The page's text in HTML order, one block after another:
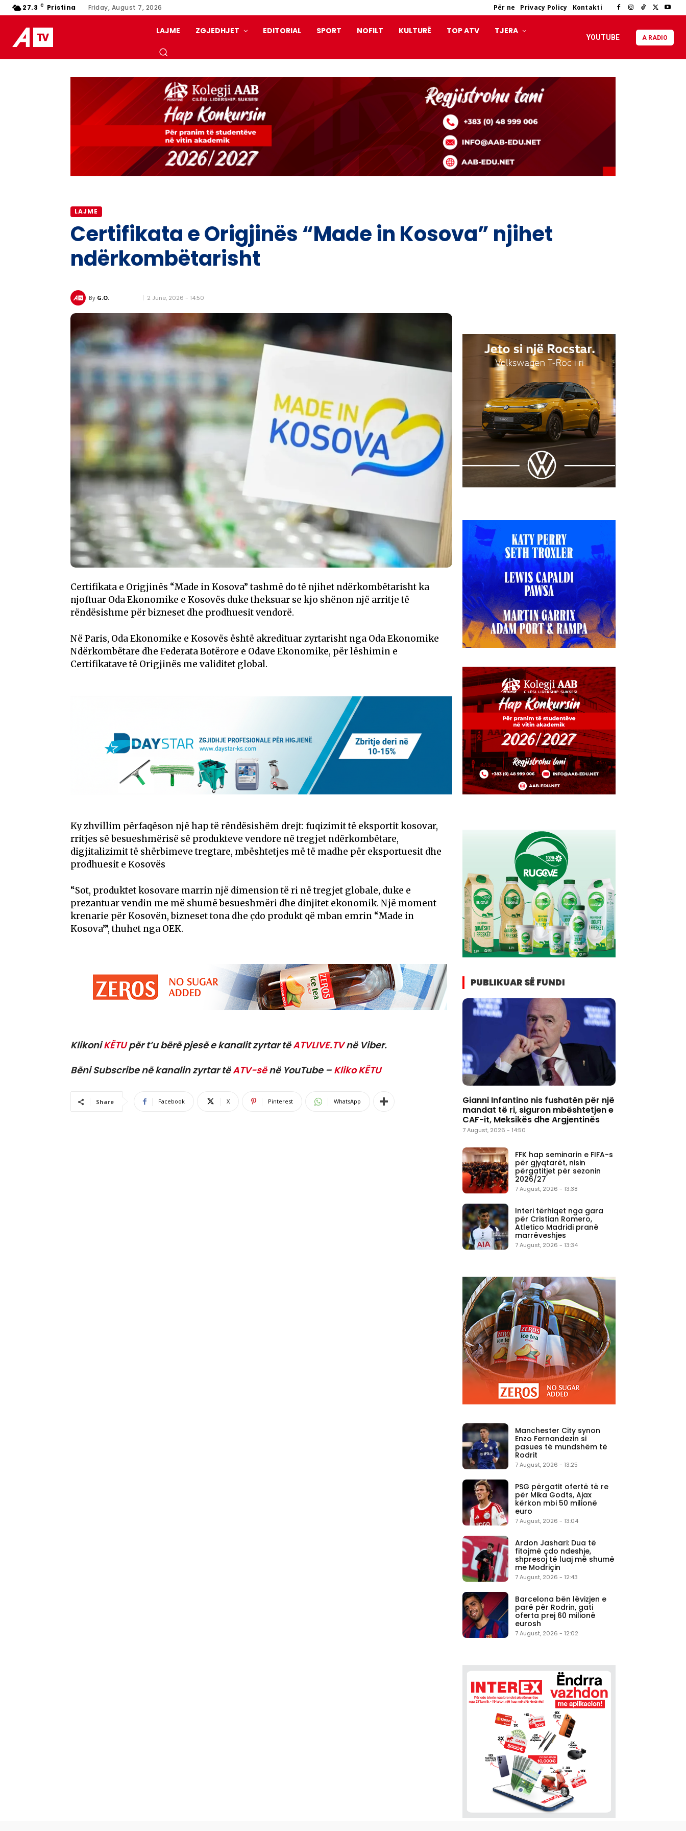
27.3 C Pristina Friday, August 7, 2026 Për ne Privacy Policy Kontakti
LAJME ZGJEDHJET EDITORIAL SPORT NOFILT KULTURË TOP ATV TJERA
YOUTUBE A RADIO
LAJME
Certifikata e Origjinës “Made in Kosova” njihet
ndërkombëtarisht
By G.O. 2 June, 2026 - 14:50
Certifikata e Origjinës “Made in Kosova” tashmë do të njihet ndërkombëtarisht ka
njoftuar Oda Ekonomike e Kosovës duke theksuar se kjo shënon një arritje të
rëndësishme për bizneset dhe prodhuesit vendorë.
Në Paris, Oda Ekonomike e Kosovës është akredituar zyrtarisht nga Oda Ekonomike
Ndërkombëtare dhe Federata Botërore e Odave Ekonomike, për lëshimin e
Certifikatave të Origjinës me validitet global.
Ky zhvillim përfaqëson një hap të rëndësishëm drejt: fuqizimit të eksportit kosovar,
rritjes së besueshmërisë së produkteve vendore në tregjet ndërkombëtare,
digjitalizimit të shërbimeve tregtare, mbështetjes më të madhe për eksportuesit dhe
prodhuesit e Kosovës
“Sot, produktet kosovare marrin një dimension të ri në tregjet globale, duke e
prezantuar vendin me më shumë besueshmëri dhe dinjitet ekonomik. Një moment
krenarie për Kosovën, bizneset tona dhe çdo produkt që mban emrin “Made in
Kosova’”, thuhet nga OEK.
KlikoniKËTUpër t’u bërë pjesë e kanalit zyrtar tëATVLIVE.TVnë Viber.
Bëni Subscribe në kanalin zyrtar tëATV-sënë YouTube – Kliko KËTU
Share Facebook X Pinterest WhatsApp
PUBLIKUAR SË FUNDI
Gianni Infantino nis fushatën për një
mandat të ri, siguron mbështetjen e
CAF-it, Meksikës dhe Argjentinës
7 August, 2026 - 14:50
FFK hap seminarin e FIFA-s
për gjyqtarët, nisin
përgatitjet për sezonin
2026/27
7 August, 2026 - 13:38
Interi tërhiqet nga gara
për Cristian Romero,
Atletico Madridi pranë
marrëveshjes
7 August, 2026 - 13:34
Manchester City synon
Enzo Fernandezin si
pasues të mundshëm të
Rodrit
7 August, 2026 - 13:25
PSG përgatit ofertë të re
për Mika Godts, Ajax
kërkon mbi 50 milionë
euro
7 August, 2026 - 13:04
Ardon Jashari: Dua të
fitojmë çdo ndeshje,
shpresoj të luaj më shumë
me Modriçin
7 August, 2026 - 12:43
Barcelona bën lëvizjen e
parë për Rodrin, gati
oferta prej 60 milionë
eurosh
7 August, 2026 - 12:02